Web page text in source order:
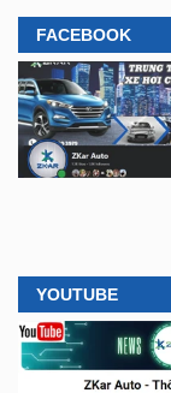
FACEBOOK
YOUTUBE